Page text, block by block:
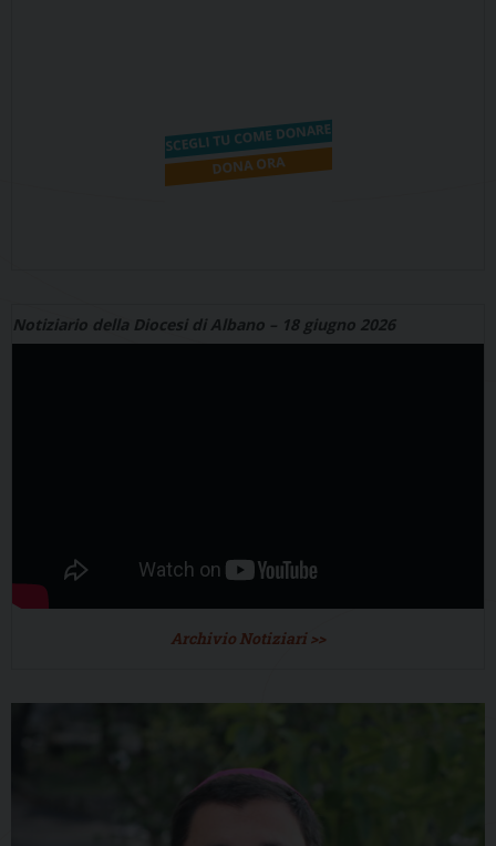
Notiziario della Diocesi di Albano – 18 giugno 2026
Archivio Notiziari >>